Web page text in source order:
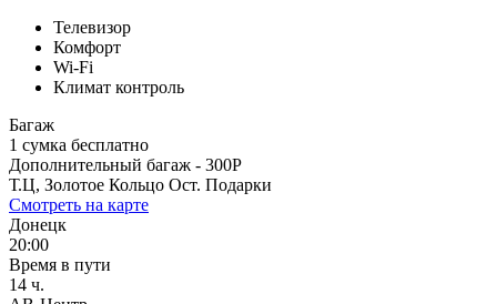
Телевизор
Комфорт
Wi-Fi
Климат контроль
Багаж
1 сумка бесплатно
Дополнительный багаж - 300Р
Т.Ц, Золотое Кольцо Ост. Подарки
Смотреть на карте
Донецк
20:00
Время в пути
14 ч.